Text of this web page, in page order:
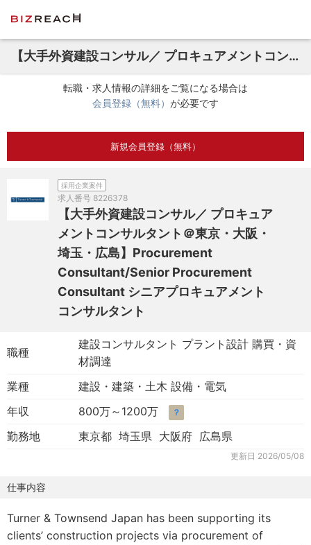
【大手外資建設コンサル／ プロキュアメントコンサルタント＠東京・大阪・埼玉・広島】Procurement Consultant/Senior Procurement Consultant シニアプロキュアメントコンサルタント
転職・求人情報の詳細をご覧になる場合は
会員登録（無料） が必要です
新規会員登録（無料）
採用企業案件
求人番号 8226378
【大手外資建設コンサル／ プロキュア
メントコンサルタント＠東京・大阪・
埼玉・広島】Procurement
Consultant/Senior Procurement
Consultant シニアプロキュアメント
コンサルタント
職種
建設コンサルタント プラント設計 購買・資
材調達
業種
建設・建築・土木 設備・電気
年収
800万～1200万 ？
勤務地 東京都 埼玉県 大阪府 広島県
更新日 2026/05/08
仕事内容
Turner & Townsend Japan has been supporting its
clients’ construction projects via procurement of